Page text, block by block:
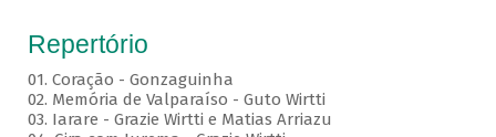
Repertório
01. Coração - Gonzaguinha
02. Memória de Valparaíso - Guto Wirtti
03. Iarare - Grazie Wirtti e Matias Arriazu